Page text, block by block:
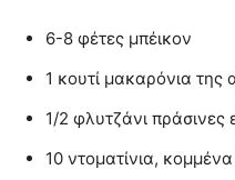
6-8 φέτες μπέικον
1 κουτί μακαρόνια της
1/2 φλυτζάνι πράσινες
10 ντοματίνια,